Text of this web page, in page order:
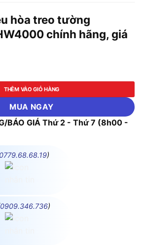
hòa treo tường
chính hãng, giá
tường FUJIHOME FHW4000 số lượng
THÊM VÀO GIỎ HÀNG
MUA NGAY
BÁO GIÁ Thứ 2 - Thứ 7 (8h00 -
)
0909.346.736)